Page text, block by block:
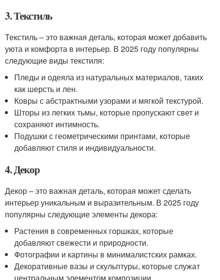
3. Текстиль
Текстиль – это важная деталь, которая может добавить
уюта и комфорта в интерьер. В 2025 году популярны
следующие виды текстиля:
Пледы и одеяла из натуральных материалов, таких
как шерсть и лен.
Ковры с абстрактными узорами и мягкой текстурой.
Шторы из легких тьмы, которые пропускают свет и
сохраняют интимность.
Подушки с геометрическими принтами, которые
добавляют стиля и индивидуальности.
4. Декор
Декор – это важная деталь, которая может сделать
интерьер уникальным и выразительным. В 2025 году
популярны следующие элементы декора:
Растения в современных горшках, которые
добавляют свежести и природности.
Фотографии и картины в минималистских рамках.
Декоративные вазы и скульптуры, которые служат